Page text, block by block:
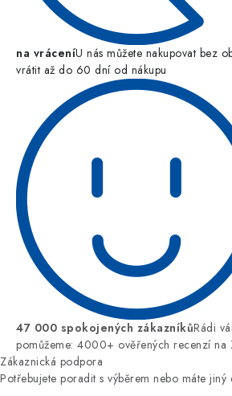
na vráceníU nás můžete nakupovat bez
vrátit až do 60 dní od nákupu
47 000 spokojených zákazníkůRádi
pomůžeme: 4000+ ověřených recenzí na
Zákaznická podpora
Potřebujete poradit s výběrem nebo máte jiný